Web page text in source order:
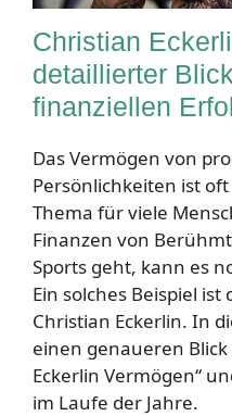
Christian
detaillierter
finanziellen
Das Vermögen von
Persönlichkeiten ist
Thema für viele
Finanzen von
Sports geht, kann es
Ein solches Beispiel
Christian Eckerlin. In
einen genaueren Blick
Eckerlin Vermögen“
im Laufe der Jahre.